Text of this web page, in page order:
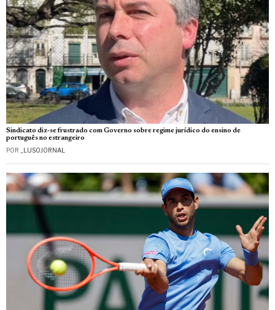
Sindicato diz-se frustrado com Governo sobre regime jurídico do ensino de
português no estrangeiro
POR _LUSOJORNAL